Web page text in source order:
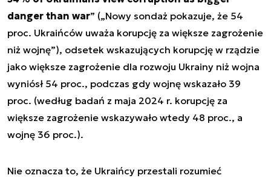
danger than war” („Nowy sondaż pokazuje, że 54
proc. Ukraińców uważa korupcję za większe zagrożenie
niż wojnę”), odsetek wskazujących korupcję w rządzie
jako większe zagrożenie dla rozwoju Ukrainy niż wojna
wyniósł 54 proc., podczas gdy wojnę wskazało 39
proc. (według badań z maja 2024 r. korupcję za
większe zagrożenie wskazywało wtedy 48 proc., a
wojnę 36 proc.).
Nie oznacza to, że Ukraińcy przestali rozumieć